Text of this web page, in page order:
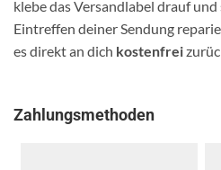
klebe das Versandlabel drauf und
Eintreffen deiner Sendung
es direkt an dich kostenfrei
Zahlungsmethoden